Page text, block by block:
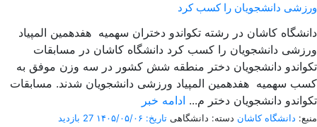
ورزشی دانشجویان را کسب کرد
دانشگاه کاشان در رشته تکواندو دختران سهمیه هفدهمین المپیاد
ورزشی دانشجویان را کسب کرد دانشگاه کاشان در مسابقات
تکواندو دانشجویان دختر منطقه شش کشور در سه وزن موفق به
کسب سهمیه هفدهمین المپیاد ورزشی دانشجویان شدند. مسابقات
تکواندو دانشجویان دختر م... ادامه خبر
منبع: دانشگاه کاشان دسته: دانشگاهی تاریخ: ۱۴۰۵/۰۵/۰۶
27 بازدید